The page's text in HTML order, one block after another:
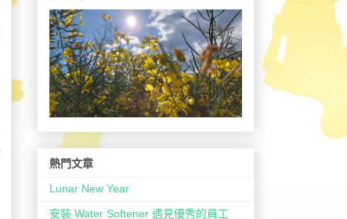
熱門文章
Lunar New Year
安裝 Water Softener 遇見優秀的員工